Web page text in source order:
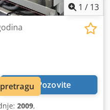
1 / 13
Pozovite
2009,